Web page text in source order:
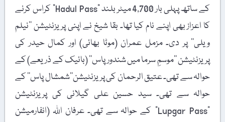
کے ساتھ پہلی بار 4,700 میٹر بلند "Hadul Pass” کراس کرنے
کا اعزاز بھی اپنے نام کیا تھا۔ بقا شیخ نے اپنی پریزنٹیشن ’’نیلم
ویلی‘‘ پر دی۔ مزمل عمران (موٹا بھائی) اور کمال حیدر کی
پریزنٹیشن ’’موسمِ سرما میں شندور پاس‘‘ (بائیک کے ذریعے) کے
حوالہ سے تھی۔ عتیق الرحمان کی پریزنٹیشن’’شمشال پاس‘‘ کے
حوالہ سے تھی۔ سید حسین علی گیلانی کی پریزنٹیشن
"Lupgar Pass” کے حوالہ سے تھی۔ عرفان اللہ (انفارمیشن